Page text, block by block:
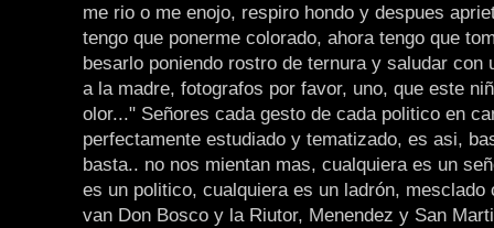
me rio o me enojo, respiro hondo y despues
tengo que ponerme colorado, ahora tengo que
besarlo poniendo rostro de ternura y saludar con
a la madre, fotografos por favor, uno, que este
olor..." Señores cada gesto de cada politico en
perfectamente estudiado y tematizado, es asi,
basta.. no nos mientan mas, cualquiera es un
es un politico, cualquiera es un ladrón, mesclado
van Don Bosco y la Riutor, Menendez y San